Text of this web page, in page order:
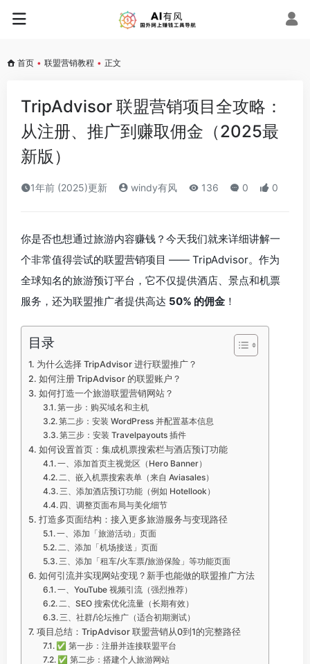
首页 • 联盟营销教程 • 正文
TripAdvisor 联盟营销项目全攻略：
从注册、推广到赚取佣金（2025最
新版）
1年前 (2025)更新 windy有风 136 0 0
你是否也想通过旅游内容赚钱？今天我们就来详细讲解一
个非常值得尝试的联盟营销项目 —— TripAdvisor。作为
全球知名的旅游预订平台，它不仅提供酒店、景点和机票
服务，还为联盟推广者提供高达 50% 的佣金 ！
目录
为什么选择 TripAdvisor 进行联盟推广？
如何注册 TripAdvisor 的联盟账户？
如何打造一个旅游联盟营销网站？
第一步：购买域名和主机
第二步：安装 WordPress 并配置基本信息
第三步：安装 Travelpayouts 插件
如何设置首页：集成机票搜索栏与酒店预订功能
一、添加首页主视觉区（Hero Banner）
二、嵌入机票搜索表单（来自 Aviasales）
三、添加酒店预订功能（例如 Hotellook）
四、调整页面布局与美化细节
打造多页面结构：接入更多旅游服务与变现路径
一、添加「旅游活动」页面
二、添加「机场接送」页面
三、添加「租车/火车票/旅游保险」等功能页面
如何引流并实现网站变现？新手也能做的联盟推广方法
一、YouTube 视频引流（强烈推荐）
二、SEO 搜索优化流量（长期有效）
三、社群/论坛推广（适合初期测试）
项目总结：TripAdvisor 联盟营销从0到1的完整路径
✅ 第一步：注册并连接联盟平台
✅ 第二步：搭建个人旅游网站